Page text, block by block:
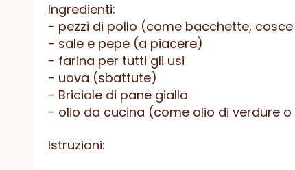
Ingredienti:
- pezzi di pollo (come bacchette,
- sale e pepe (a piacere)
- farina per tutti gli usi
- uova (sbattute)
- Briciole di pane giallo
- olio da cucina (come olio di verdure
Istruzioni: